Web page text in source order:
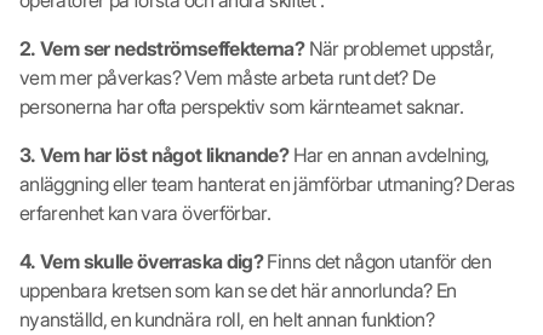
2. Vem ser nedströmseffekterna?När problemet uppstår,
vem mer påverkas? Vem måste arbeta runt det? De
personerna har ofta perspektiv som kärnteamet saknar.
3. Vem har löst något liknande?Har en annan avdelning,
anläggning eller team hanterat en jämförbar utmaning? Deras
erfarenhet kan vara överförbar.
4. Vem skulle överraska dig?Finns det någon utanför den
uppenbara kretsen som kan se det här annorlunda? En
nyanställd, en kundnära roll, en helt annan funktion?